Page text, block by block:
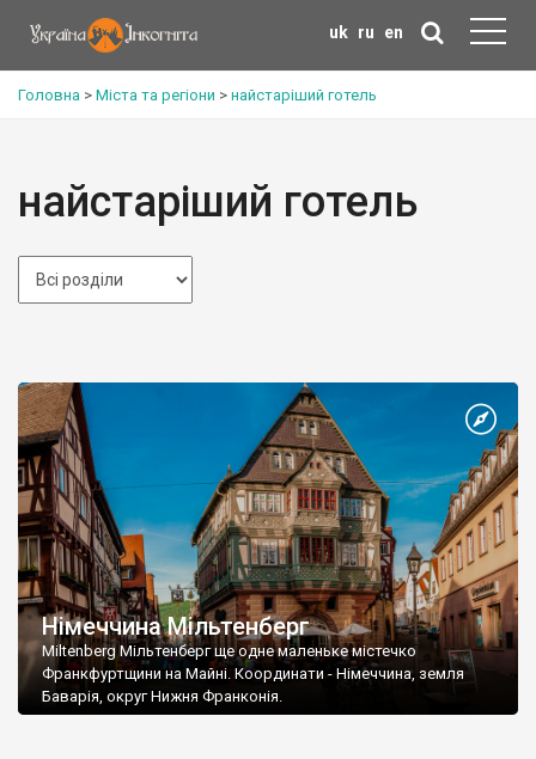
uk ru en
Головна > Міста та регіони > найстаріший готель
найстаріший готель
Німеччина Мільтенберг
Miltenberg Мільтенберг ще одне маленьке містечко
Франкфуртщини на Майні. Координати - Німеччина, земля
Баварія, округ Нижня Франконія.